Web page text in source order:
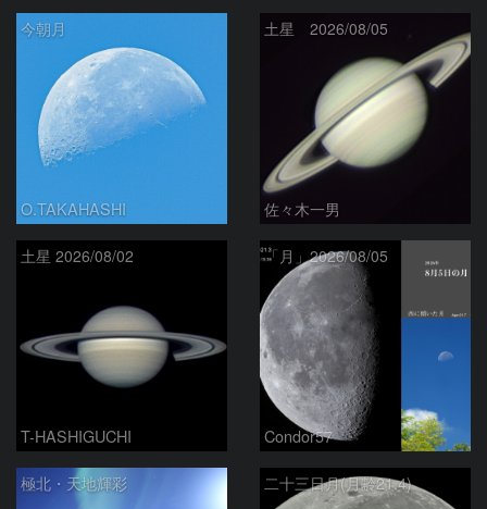
今朝月
O.TAKAHASHI
土星 2026/08/05
佐々木一男
土星 2026/08/02
T-HASHIGUCHI
「月」2026/08/05
Condor57
極北・天地輝彩 二十三日月(月齢21.4)